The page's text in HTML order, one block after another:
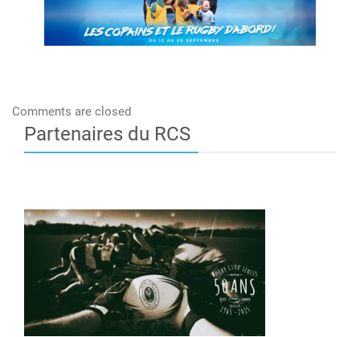
Comments are closed
Partenaires du RCS